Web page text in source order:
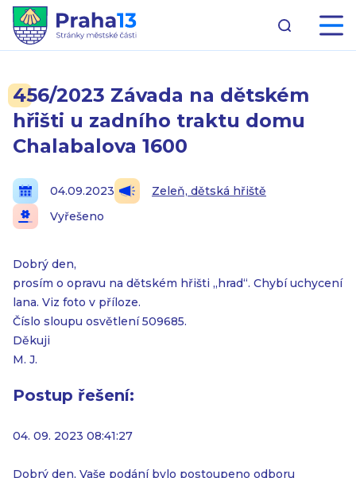
456/2023 Závada na dětském
hřišti u zadního traktu domu
Chalabalova 1600
04.09.2023
Zeleň, dětská hřiště
Vyřešeno
Dobrý den,
prosím o opravu na dětském hřišti „hrad“. Chybí uchycení
lana. Viz foto v příloze.
Číslo sloupu osvětlení 509685.
Děkuji
M. J.
Postup řešení:
04. 09. 2023 08:41:27
Dobrý den, Vaše podání bylo postoupeno odboru